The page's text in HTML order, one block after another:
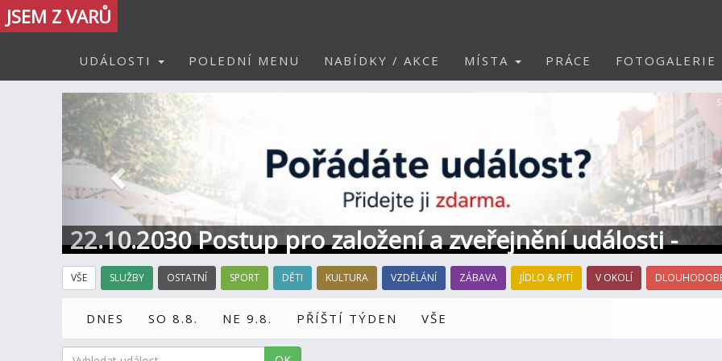
JSEM Z VARŮ
UDÁLOSTI POLEDNÍ MENU NABÍDKY / AKCE MÍSTA PRÁCE FOTOGALERIE
22.10.2030 Postup pro založení a zveřejnění události -
Informace / kontakt
Předchozí
VŠE SLUŽBY OSTATNÍ SPORT DĚTI KULTURA VZDĚLÁNÍ ZÁBAVA JÍDLO & PITÍ V OKOLÍ
DNES SO 8.8. NE 9.8. PŘÍŠTÍ TÝDEN VŠE